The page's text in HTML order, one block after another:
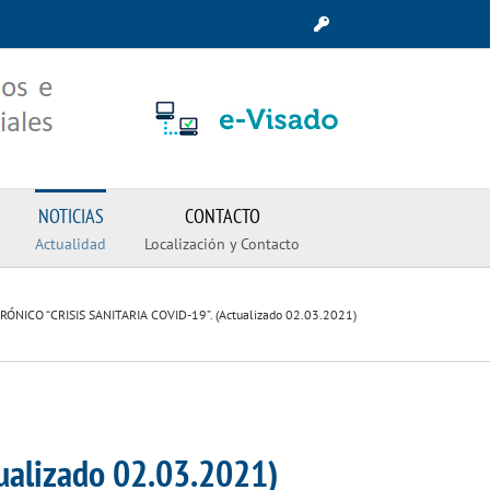
NOTICIAS
Actualidad
CONTACTO
Localización y Contacto
“CRISIS SANITARIA COVID-19”. (Actualizado 02.03.2021)
02.03.2021)